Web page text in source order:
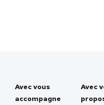
Avec vous
accompagne
Avec